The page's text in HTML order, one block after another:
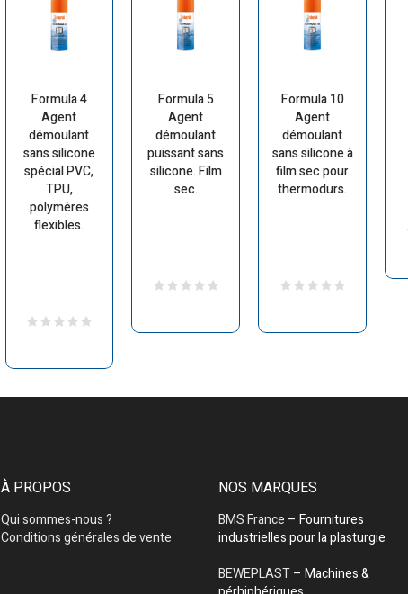
Formula 4
Agent
démoulant
sans silicone
spécial PVC,
TPU,
polymères
flexibles.
Formula 5
Agent
démoulant
puissant sans
silicone. Film
sec.
Formula 10
Agent
démoulant
sans silicone à
film sec pour
thermodurs.
À PROPOS
Qui sommes-nous ?
Conditions générales de vente
NOS MARQUES
BMS France – Fournitures
industrielles pour la plasturgie
BEWEPLAST– Machines &